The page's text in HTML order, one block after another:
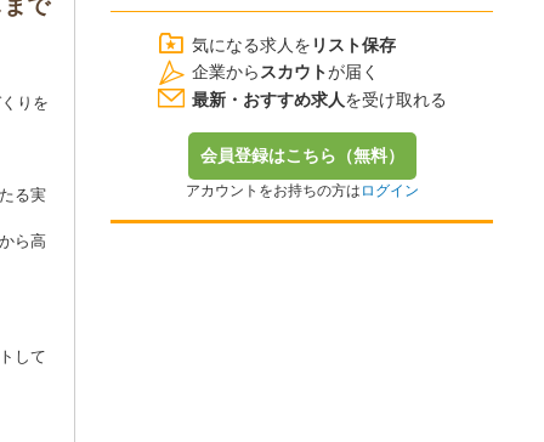
で
りを
る実
ら高
して
気になる求人を リスト保存
企業から スカウトが届く
最新・おすすめ求人を受け取れる
会員登録はこちら（無料）
アカウントをお持ちの方は ログイン